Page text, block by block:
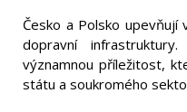
Česko a Polsko
dopravní
významnou příležitost,
státu a soukromého